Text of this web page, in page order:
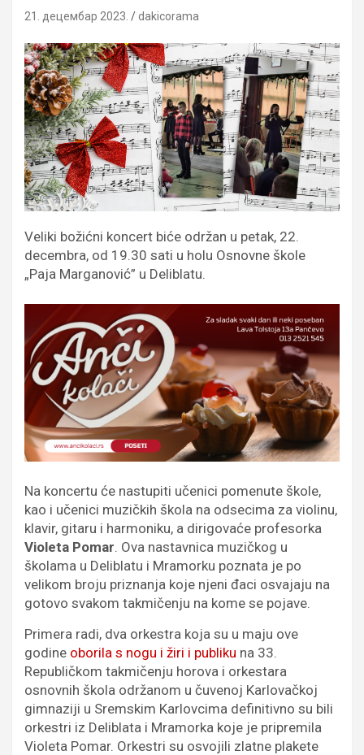
21. децембар 2023. dakicorama
Veliki božićni koncert biće održan u petak, 22.
decembra, od 19.30 sati u holu Osnovne škole
„Paja Marganović” u Deliblatu.
Na koncertu će nastupiti učenici pomenute škole,
kao i učenici muzičkih škola na odsecima za violinu,
klavir, gitaru i harmoniku, a dirigovaće profesorka
Violeta Pomar. Ova nastavnica muzičkog u
školama u Deliblatu i Mramorku poznata je po
velikom broju priznanja koje njeni đaci osvajaju na
gotovo svakom takmičenju na kome se pojave.
Primera radi, dva orkestra koja su u maju ove
godine oborila s nogu i žiri i publiku na 33.
Republičkom takmičenju horova i orkestara
osnovnih škola održanom u čuvenoj Karlovačkoj
gimnaziji u Sremskim Karlovcima definitivno su bili
orkestri iz Deliblata i Mramorka koje je pripremila
Violeta Pomar. Orkestri su osvojili zlatne plakete